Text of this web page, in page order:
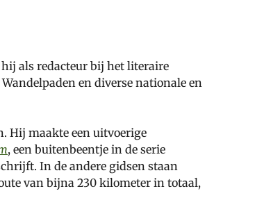
als redacteur bij het literaire
en diverse nationale en
Hij maakte een uitvoerige
, een buitenbeentje in de serie
In de andere gidsen staan
van bijna 230 kilometer in totaal,